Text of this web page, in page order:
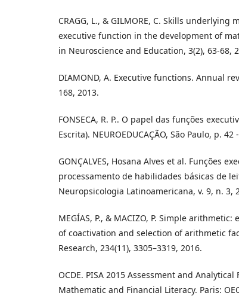
CRAGG, L., & GILMORE, C. Skills underlying
executive function in the development of
in Neuroscience and Education, 3(2), 63-68,
DIAMOND, A. Executive functions. Annual
168, 2013.
FONSECA, R. P.. O papel das funções
Escrita). NEUROEDUCAÇÃO, São Paulo, p. 42
GONÇALVES, Hosana Alves et al. Funções
processamento de habilidades básicas de
Neuropsicologia Latinoamericana, v. 9, n. 3,
MEGÍAS, P., & MACIZO, P. Simple
of coactivation and selection of arithmetic
Research, 234(11), 3305–3319, 2016.
OCDE. PISA 2015 Assessment and
Mathematic and Financial Literacy. Paris: